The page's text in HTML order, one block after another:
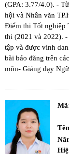
(GPA: 3.77/4.0). -
hội và Nhân văn
Điểm thi Tốt nghiệp
thi (2021 và 2022).
tập và được vinh
bài báo đăng trên
môn ​- Giảng dạy